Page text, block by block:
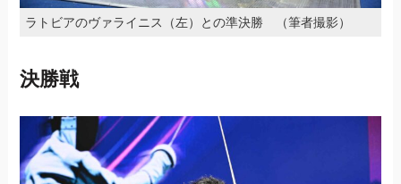
ラトビアのヴァライニス（左）との準決勝 （筆者撮影）
決勝戦